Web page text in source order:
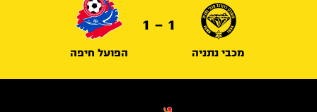
מכבי נתניה
1 - 1
הפועל חיפה